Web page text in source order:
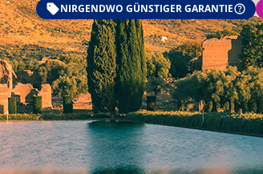
NIRGENDWO GÜNSTIGER GARANTIE